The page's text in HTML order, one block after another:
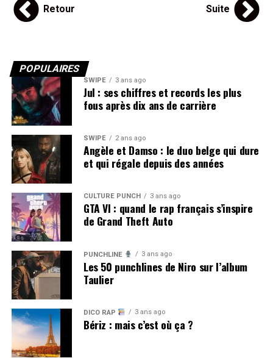
Retour Suite
POPULAIRES
SWIPE 3 ans ago
Jul : ses chiffres et records les plus
fous après dix ans de carrière
SWIPE 2 ans ago
Angèle et Damso : le duo belge qui dure
et qui régale depuis des années
CULTURE PUNCH 3 ans ago
GTA VI : quand le rap français s’inspire
de Grand Theft Auto
PUNCHLINE 3 ans ago
Les 50 punchlines de Niro sur l’album
Taulier
DICO RAP 3 ans ago
Bériz : mais c’est où ça ?